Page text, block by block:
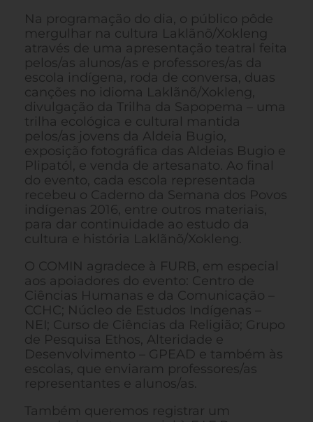
Na programação do dia, o público pôde
mergulhar na cultura Laklãnõ/Xokleng
através de uma apresentação teatral feita
pelos/as alunos/as e professores/as da
escola indígena, roda de conversa, duas
canções no idioma Laklãnõ/Xokleng,
divulgação da Trilha da Sapopema – uma
trilha ecológica e cultural mantida
pelos/as jovens da Aldeia Bugio,
exposição fotográfica das Aldeias Bugio e
Plipatól, e venda de artesanato. Ao final
do evento, cada escola representada
recebeu o Caderno da Semana dos Povos
indígenas 2016, entre outros materiais,
para dar continuidade ao estudo da
cultura e história Laklãnõ/Xokleng.
O COMIN agradece à FURB, em especial
aos apoiadores do evento: Centro de
Ciências Humanas e da Comunicação –
CCHC; Núcleo de Estudos Indígenas –
NEI; Curso de Ciências da Religião; Grupo
de Pesquisa Ethos, Alteridade e
Desenvolvimento – GPEAD e também às
escolas, que enviaram professores/as
representantes e alunos/as.
Também queremos registrar um